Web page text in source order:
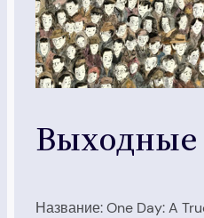
Название: One Day: A